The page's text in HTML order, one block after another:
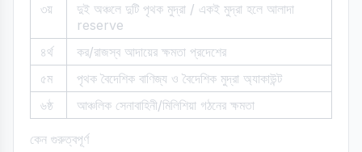
৩য়
দুই অঞ্চলে দুটি পৃথক মুদ্রা / একই মুদ্রা হলে আলাদা
reserve
৪র্থ
কর/রাজস্ব আদায়ের ক্ষমতা প্রদেশের
৫ম
পৃথক বৈদেশিক বাণিজ্য ও বৈদেশিক মুদ্রা অ্যাকাউন্ট
৬ষ্ঠ
আঞ্চলিক সেনাবাহিনী/মিলিশিয়া গঠনের ক্ষমতা
কেন গুরুত্বপূর্ণ